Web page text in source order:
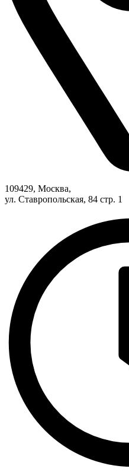
109429, Москва,
ул. Ставропольская, 84 стр. 1